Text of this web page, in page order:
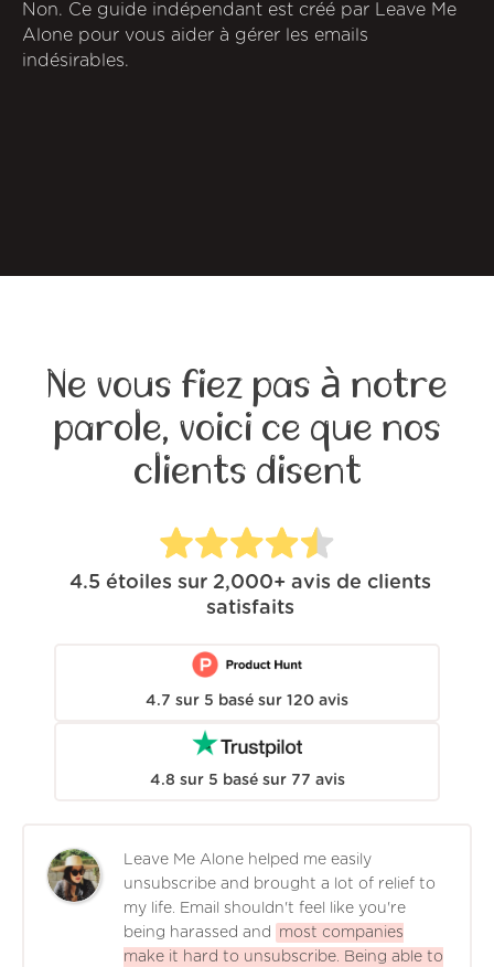
Non. Ce guide indépendant est créé par Leave Me
Alone pour vous aider à gérer les emails
indésirables.
Ne vous fiez pas à notre
parole, voici ce que nos
clients disent
4.5 étoiles sur 2,000+ avis de clients
satisfaits
4.7 sur 5 basé sur 120 avis
4.8 sur 5 basé sur 77 avis
Leave Me Alone helped me easily
unsubscribe and brought a lot of relief to
my life. Email shouldn't feel like you're
being harassed and
most companies
make it hard to unsubscribe. Being able to